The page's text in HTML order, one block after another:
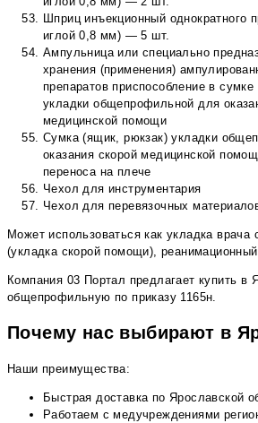
Шприц инъекционный однократного
иглой 0,8 мм) — 5 шт.
Ампульница или специально
хранения (применения)
препаратов приспособление в
укладки общепрофильной для
медицинской помощи
Сумка (ящик, рюкзак) укладки
оказания скорой медицинской
переноса на плече
Чехол для инструментария
Чехол для перевязочных
Может использоваться как укладка врача
(укладка скорой помощи), реанимационный
Компания 03 Портал предлагает купить в
общепрофильную по приказу 1165н.
Почему нас выбирают в
Наши преимущества:
Быстрая доставка по Ярославской
Работаем с медучреждениями